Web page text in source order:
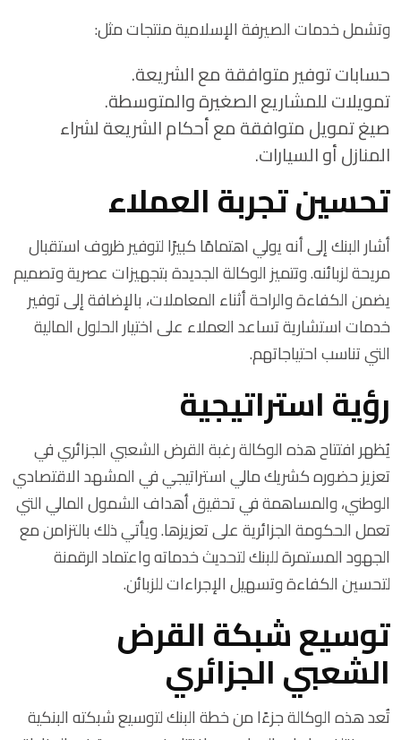
وتشمل خدمات الصيرفة الإسلامية منتجات مثل:
حسابات توفير متوافقة مع الشريعة.
تمويلات للمشاريع الصغيرة والمتوسطة.
صيغ تمويل متوافقة مع أحكام الشريعة لشراء
المنازل أو السيارات.
تحسين تجربة العملاء
أشار البنك إلى أنه يولي اهتمامًا كبيرًا لتوفير ظروف استقبال
مريحة لزبائنه. وتتميز الوكالة الجديدة بتجهيزات عصرية وتصميم
يضمن الكفاءة والراحة أثناء المعاملات، بالإضافة إلى توفير
خدمات استشارية تساعد العملاء على اختيار الحلول المالية
التي تناسب احتياجاتهم.
رؤية استراتيجية
يُظهر افتتاح هذه الوكالة رغبة القرض الشعبي الجزائري في
تعزيز حضوره كشريك مالي استراتيجي في المشهد الاقتصادي
الوطني، والمساهمة في تحقيق أهداف الشمول المالي التي
تعمل الحكومة الجزائرية على تعزيزها. ويأتي ذلك بالتزامن مع
الجهود المستمرة للبنك لتحديث خدماته واعتماد الرقمنة
لتحسين الكفاءة وتسهيل الإجراءات للزبائن.
توسيع شبكة القرض
الشعبي الجزائري
تُعد هذه الوكالة جزءًا من خطة البنك لتوسيع شبكته البنكية